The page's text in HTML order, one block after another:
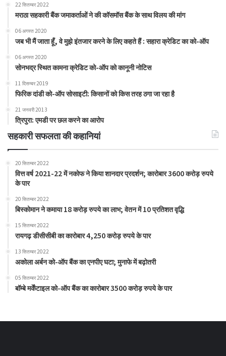
22 सितम्बर 2022
मराठा सहकारी बैंक जमाकर्ताओं ने की कॉसमॉस बैंक के साथ विलय की मांग
06 अगस्त 2020
जब भी मैं जाता हूँ, वे मुझे इंतजार करने के लिए कहते हैं : सहारा क्रेडिट का को-ऑप
06 अगस्त 2020
सोनभद्र स्थित कामना क्रेडिट को-ऑप को कानूनी नोटिस
11 दिसम्बर 2019
फिरिक दांडी को-ऑप सोसाइटी: किसानों को किस तरह ठगा जा रहा है
21 जनवरी 2013
त्रिपुरा: एमडी पर छल करने का आरोप
सहकारी सफलता की कहानियां
20 सितम्बर 2022
वित्त वर्ष 2021-22 में नकोफ ने किया शानदार प्रदर्शन; कारोबार 3600 करोड़ रुपये
के पार
20 सितम्बर 2022
बिस्कोमान ने कमाया 18 करोड़ रुपये का लाभ; वेतन में 10 प्रतिशत वृद्धि
15 सितम्बर 2022
रायगढ़ डीसीसीबी का कारोबार 4,250 करोड़ रुपये के पार
13 सितम्बर 2022
अकोला अर्बन को-ऑप बैंक का एनपीए घटा; मुनाफे में बढ़ोतरी
05 सितम्बर 2022
बॉम्बे मर्केंटाइल को-ऑप बैंक का कारोबार 3500 करोड़ रुपये के पार